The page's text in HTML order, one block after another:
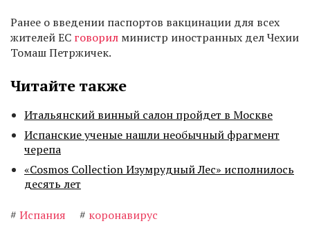
Ранее о введении паспортов вакцинации для всех
жителей ЕС говорил министр иностранных дел Чехии
Томаш Петржичек.
Читайте также
Итальянский винный салон пройдет в Москве
Испанские ученые нашли необычный фрагмент
черепа
«Cosmos Collection Изумрудный Лес» исполнилось
десять лет
# Испания # коронавирус